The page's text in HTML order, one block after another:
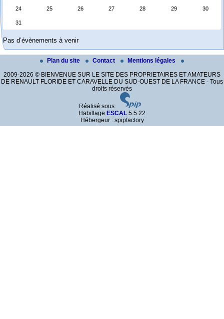
24 25 26 27 28 29 30
31
Pas d’évènements à venir
Plan du site Contact
Mentions légales
2009-2026 © BIENVENUE SUR LE SITE DES PROPRIETAIRES ET AMATEURS
DE RENAULT FLORIDE ET CARAVELLE DU SUD-OUEST DE LA FRANCE - Tous
droits réservés
Réalisé sous
Habillage ESCAL 5.5.22
Hébergeur : spipfactory